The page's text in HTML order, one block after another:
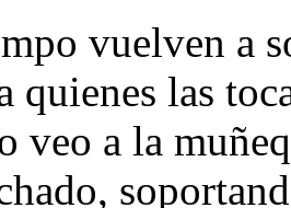
vuelven a
quienes las
veo a la